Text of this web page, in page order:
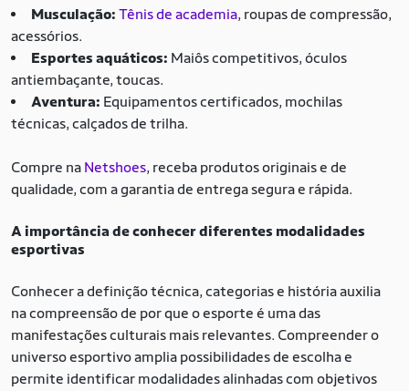
Musculação: Tênis de academia, roupas de compressão,
acessórios.
Esportes aquáticos: Maiôs competitivos, óculos
antiembaçante, toucas.
Aventura: Equipamentos certificados, mochilas
técnicas, calçados de trilha.
Compre na Netshoes, receba produtos originais e de
qualidade, com a garantia de entrega segura e rápida.
A importância de conhecer diferentes modalidades
esportivas
Conhecer a definição técnica, categorias e história auxilia
na compreensão de por que o esporte é uma das
manifestações culturais mais relevantes. Compreender o
universo esportivo amplia possibilidades de escolha e
permite identificar modalidades alinhadas com objetivos